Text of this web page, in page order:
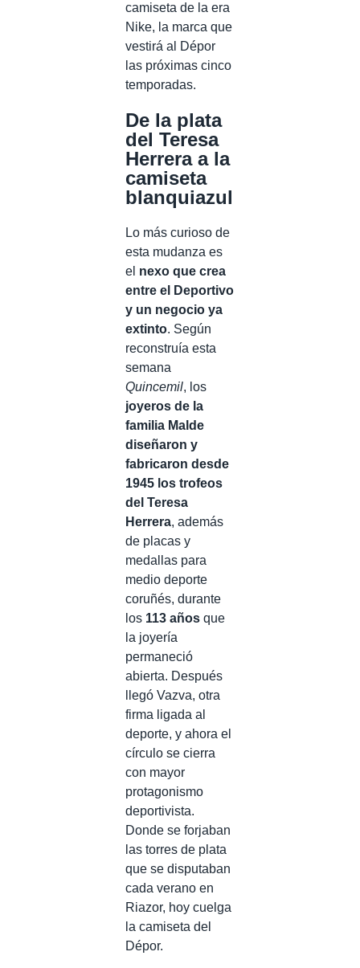
camiseta de la era
Nike, la marca que
vestirá al Dépor
las próximas cinco
temporadas.
De la plata
del Teresa
Herrera a la
camiseta
blanquiazul
Lo más curioso de
esta mudanza es
el nexo que crea
entre el Deportivo
y un negocio ya
extinto. Según
reconstruía esta
semana
Quincemil, los
joyeros de la
familia Malde
diseñaron y
fabricaron desde
1945 los trofeos
del Teresa
Herrera, además
de placas y
medallas para
medio deporte
coruñés, durante
los 113 años que
la joyería
permaneció
abierta. Después
llegó Vazva, otra
firma ligada al
deporte, y ahora el
círculo se cierra
con mayor
protagonismo
deportivista.
Donde se forjaban
las torres de plata
que se disputaban
cada verano en
Riazor, hoy cuelga
la camiseta del
Dépor.